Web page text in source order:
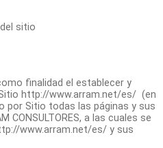
sitio
finalidad el establecer y
http://www.arram.net/es/ (en
por Sitio todas las páginas y sus
CONSULTORES, a las cuales se
www.arram.net/es/ y sus